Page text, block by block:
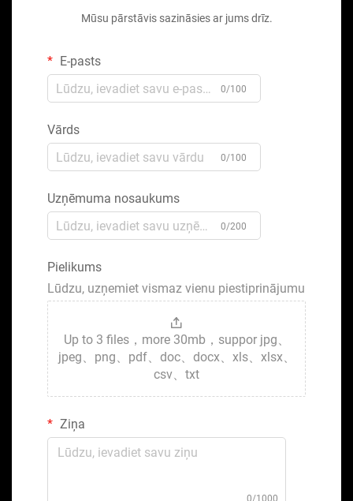
Mūsu pārstāvis sazināsies ar jums drīz.
E-pasts
0/100
Vārds
0/100
Uzņēmuma nosaukums
0/200
Pielikums
Lūdzu, uzņemiet vismaz vienu piestiprinājumu
Up to 3 files，more 30mb，suppor jpg、
jpeg、png、pdf、doc、docx、xls、xlsx、
csv、txt
Ziņa
0/1000